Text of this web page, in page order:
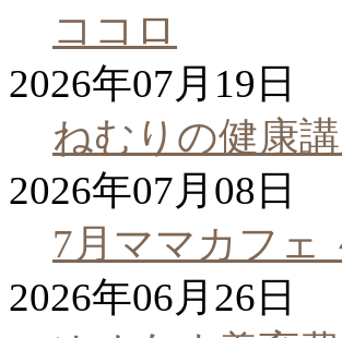
ココロ
2026年07月19日
ねむりの健康
2026年07月08日
7月ママカフェ
2026年06月26日